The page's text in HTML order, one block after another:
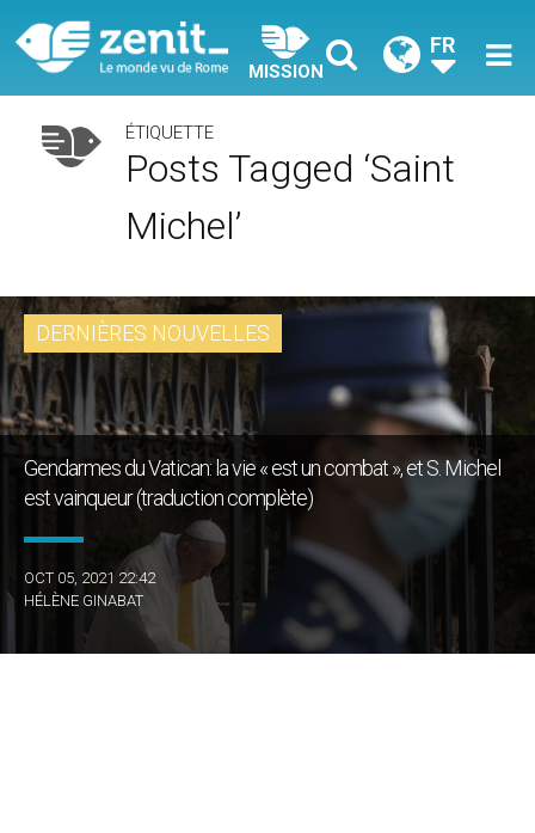
MISSION
FR
ÉTIQUETTE
Posts Tagged ‘saint
Michel’
DERNIÈRES NOUVELLES
Gendarmes du Vatican: la vie « est un combat », et S. Michel
est vainqueur (traduction complète)
OCT 05, 2021 22:42
HÉLÈNE GINABAT